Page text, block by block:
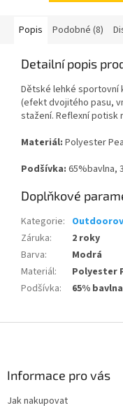
Popis Podobné (8)
Detailní popis
Dětské lehké sportovní
(efekt dvojitého pasu,
stažení. Reflexní potisk
Materiál: Polyester
Podšívka: 65%bavlna,
Doplňkové
Kategorie:
Záruka:
2 roky
Barva:
Modrá
Materiál:
Polyester
Podšívka: 65%
Informace pro vás
Jak nakupovat